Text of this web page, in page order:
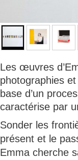
Les œuvres
photographies
base d’un
caractérise par
Sonder les
présent et le
Emma cherche